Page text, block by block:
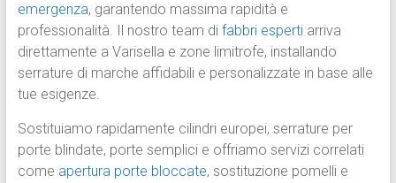
emergenza, garantendo massima rapidità e
professionalità. Il nostro team di fabbri espertiarriva
direttamente a Varisella e zone limitrofe, installando
serrature di marche affidabili e personalizzate in base alle
tue esigenze.
Sostituiamo rapidamente cilindri europei, serrature per
porte blindate, porte semplici e offriamo servizi correlati
come apertura porte bloccate, sostituzione pomelli e